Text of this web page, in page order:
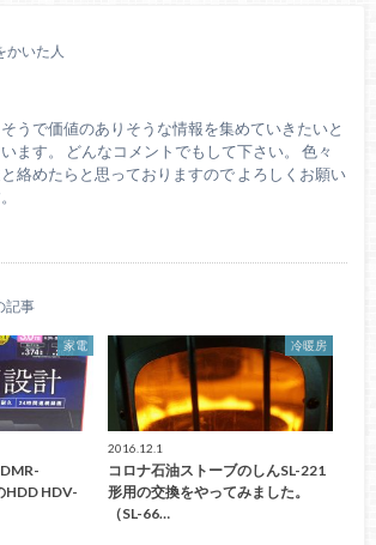
かいた人
うで価値のありそうな情報を集めていきたいと
ます。 どんなコメントでもして下さい。 色々
絡めたらと思っておりますので よろしくお願い
記事
家電
HDD HDV-
冷暖房
2016.12.1
コロナ石油ストーブのしんSL-221
形用の交換をやってみました。
（SL-66…